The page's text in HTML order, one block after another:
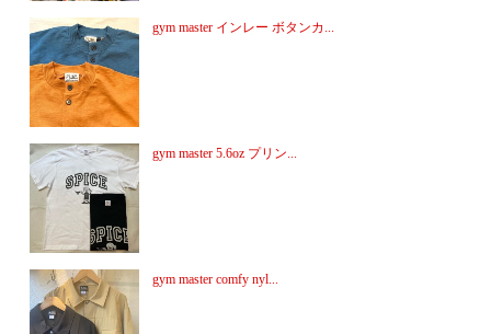
gym master インレー ボタンカ...
gym master 5.6oz プリン...
gym master comfy nyl...